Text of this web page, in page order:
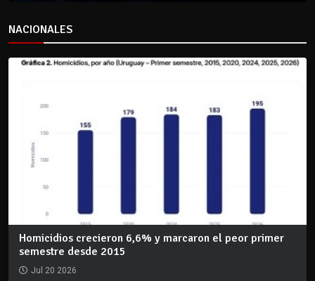
NACIONALES
Homicidios crecieron 6,6% y marcaron el peor primer
semestre desde 2015
Jul 20 2026